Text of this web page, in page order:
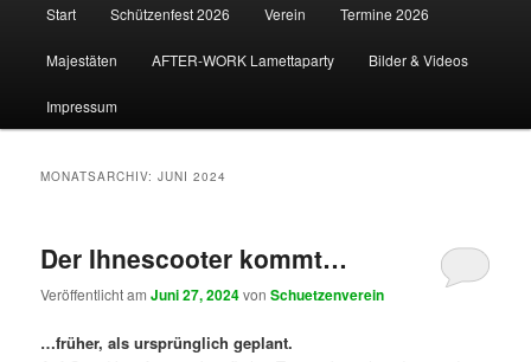
Start Schützenfest 2026 Verein Termine 2026
Majestäten AFTER-WORK Lamettaparty Bilder & Videos
Impressum
MONATSARCHIV:JUNI 2024
Der Ihnescooter kommt…
Veröffentlicht amJuni 27, 2024vonSchuetzenverein
…früher, als ursprünglich geplant.